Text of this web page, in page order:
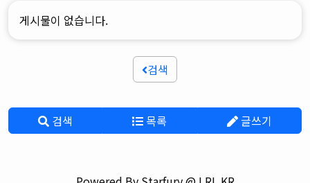
게시물이 없습니다.
검색
검색 목록 글쓰기